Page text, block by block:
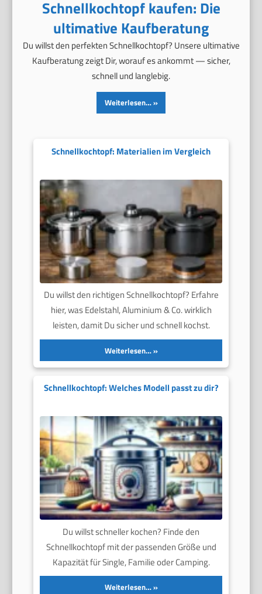
Schnellkochtopf kaufen: Die
ultimative Kaufberatung
Du willst den perfekten Schnellkochtopf? Unsere ultimative
Kaufberatung zeigt Dir, worauf es ankommt — sicher,
schnell und langlebig.
Weiterlesen…
Schnellkochtopf: Materialien im Vergleich
Du willst den richtigen Schnellkochtopf? Erfahre
hier, was Edelstahl, Aluminium & Co. wirklich
leisten, damit Du sicher und schnell kochst.
Weiterlesen…
Schnellkochtopf: Welches Modell passt zu dir?
Du willst schneller kochen? Finde den
Schnellkochtopf mit der passenden Größe und
Kapazität für Single, Familie oder Camping.
Weiterlesen…